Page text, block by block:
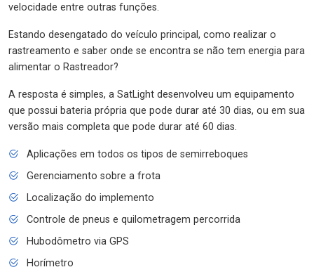
velocidade entre outras funções.
Estando desengatado do veículo principal, como realizar o
rastreamento e saber onde se encontra se não tem energia para
alimentar o Rastreador?
A resposta é simples, a SatLight desenvolveu um equipamento
que possui bateria própria que pode durar até 30 dias, ou em sua
versão mais completa que pode durar até 60 dias.
Aplicações em todos os tipos de semirreboques
Gerenciamento sobre a frota
Localização do implemento
Controle de pneus e quilometragem percorrida
Hubodômetro via GPS
Horímetro